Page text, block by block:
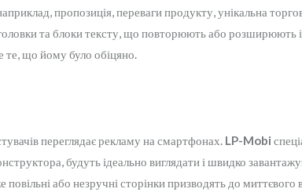
пропозиція, переваги продукту, унікальна
та блоки тексту, що повторюють або
те, що йому було обіцяно.
переглядає рекламу на смартфонах. LP-Mobi
будуть ідеально виглядати і швидко
або незручні сторінки призводять до миттєвого